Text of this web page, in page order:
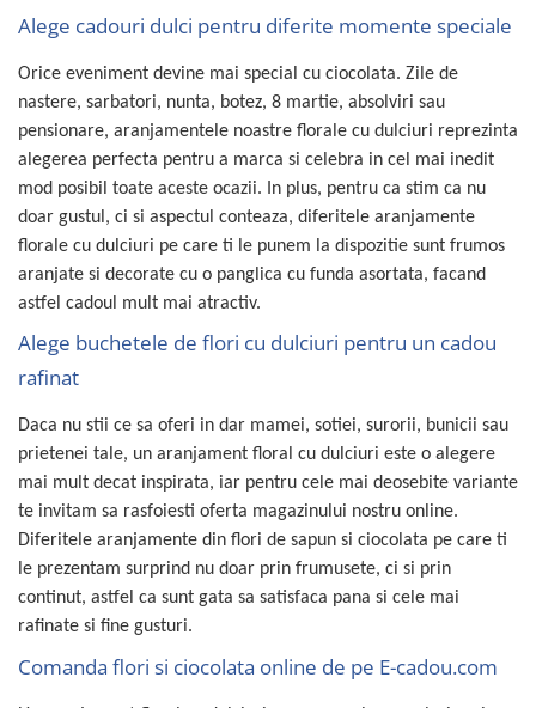
Alege cadouri dulci pentru diferite momente speciale
Orice eveniment devine mai special cu ciocolata. Zile de
nastere, sarbatori, nunta, botez, 8 martie, absolviri sau
pensionare, aranjamentele noastre florale cu dulciuri reprezinta
alegerea perfecta pentru a marca si celebra in cel mai inedit
mod posibil toate aceste ocazii. In plus, pentru ca stim ca nu
doar gustul, ci si aspectul conteaza, diferitele aranjamente
florale cu dulciuri pe care ti le punem la dispozitie sunt frumos
aranjate si decorate cu o panglica cu funda asortata, facand
astfel cadoul mult mai atractiv.
Alege buchetele de flori cu dulciuri pentru un cadou
rafinat
Daca nu stii ce sa oferi in dar mamei, sotiei, surorii, bunicii sau
prietenei tale, un aranjament floral cu dulciuri este o alegere
mai mult decat inspirata, iar pentru cele mai deosebite variante
te invitam sa rasfoiesti oferta magazinului nostru online.
Diferitele aranjamente din flori de sapun si ciocolata pe care ti
le prezentam surprind nu doar prin frumusete, ci si prin
continut, astfel ca sunt gata sa satisfaca pana si cele mai
rafinate si fine gusturi.
Comanda flori si ciocolata online de pe E-cadou.com